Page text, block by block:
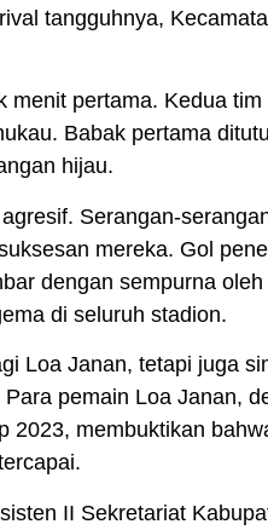
tangguhnya,
pertama. Kedua
Babak pertama
hijau.
Serangan-
mereka. Gol
dengan sempurna
di seluruh stadion.
Loa Janan, tetapi juga
pemain Loa Janan,
2023, membuktikan
II Sekretariat